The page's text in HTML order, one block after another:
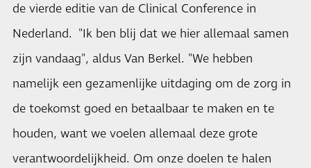
de vierde editie van de Clinical Conference in
Nederland. "Ik ben blij dat we hier allemaal samen
zijn vandaag", aldus Van Berkel. "We hebben
namelijk een gezamenlijke uitdaging om de zorg in
de toekomst goed en betaalbaar te maken en te
houden, want we voelen allemaal deze grote
verantwoordelijkheid. Om onze doelen te halen